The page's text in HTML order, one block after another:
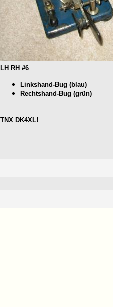
LH RH #6
Linkshand-Bug (blau)
Rechtshand-Bug (grün)
TNX DK4XL!